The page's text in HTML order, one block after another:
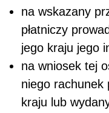
na wskazany
płatniczy
jego kraju jego
na wniosek tej
niego rachunek
kraju lub